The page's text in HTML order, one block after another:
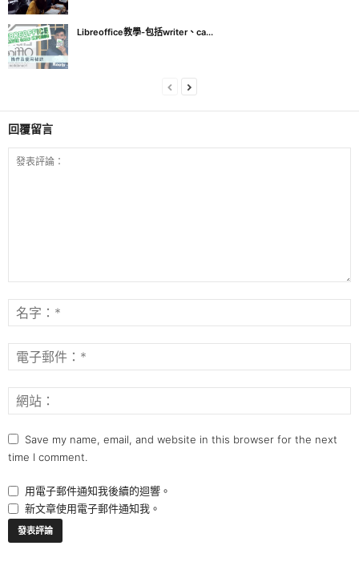
Libreoffice教學-包括writer、ca...
回覆留言
Save my name, email, and website in this browser for the next
time I comment.
用電子郵件通知我後續的迴響。
新文章使用電子郵件通知我。